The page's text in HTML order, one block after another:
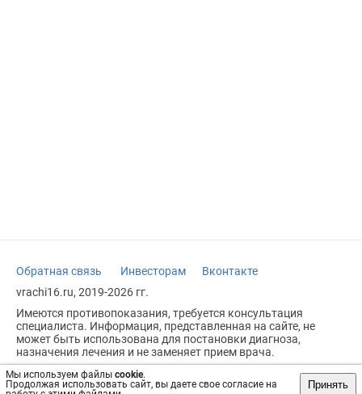
Мы используем файлы cookie.
Продолжая использовать сайт, вы даете свое согласие на
Принять
Обратная связь Инвесторам
Вконтакте
vrachi16.ru, 2019-2026 гг.
Имеются противопоказания, требуется консультация
специалиста. Информация, представленная на сайте, не
может быть использована для постановки диагноза,
назначения лечения и не заменяет прием врача.
Возрастное ограничение: 18+